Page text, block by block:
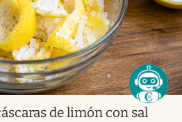
de limón con sal